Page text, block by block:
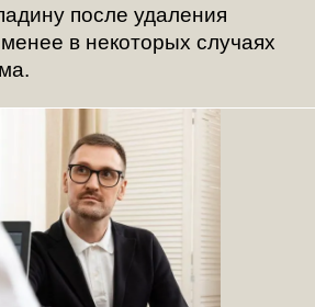
после удаления
в некоторых случаях